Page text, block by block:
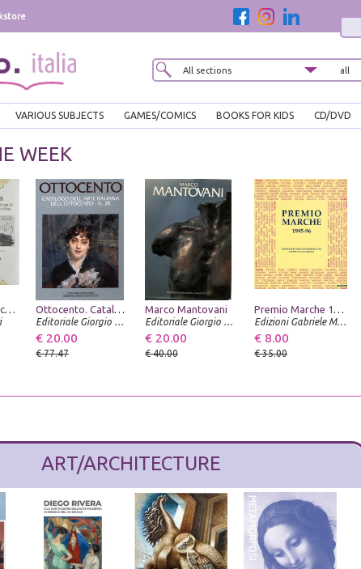
VARIOUS SUBJECTS GAMES/COMICS BOOKS FOR KIDS CD/DVD
WEEK
Superga. Cronache, Luoghi ed Identità in un Secolo di Cartoline Ottocento. Catalogo dell'arte italiana dell'Ottocento. VOL. 28
Editoriale Giorgio Mondadori
€ 20.00
€ 77.47
Marco Mantovani
Editoriale Giorgio Mondadori
€ 20.00
€ 40.00
Premio Marche 1995-1996. Biennale d'arte contemporanea. Rassegna nazionale
Edizioni Gabriele Mazzotta
€ 8.00
€ 35.00
ART/ARCHITECTURE